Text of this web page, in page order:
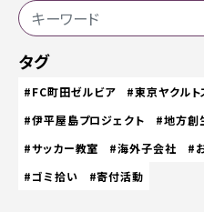
タグ
#FC町田ゼルビア #東京ヤクルト
#伊平屋島プロジェクト
#地方創
#サッカー教室
#海外子会社 #
#ゴミ拾い
#寄付活動